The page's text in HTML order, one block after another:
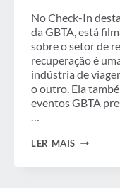
No Check-In
da GBTA, está
sobre o setor de
recuperação é
indústria de
o outro. Ela
eventos GBTA
…
LER MAIS CHECK-